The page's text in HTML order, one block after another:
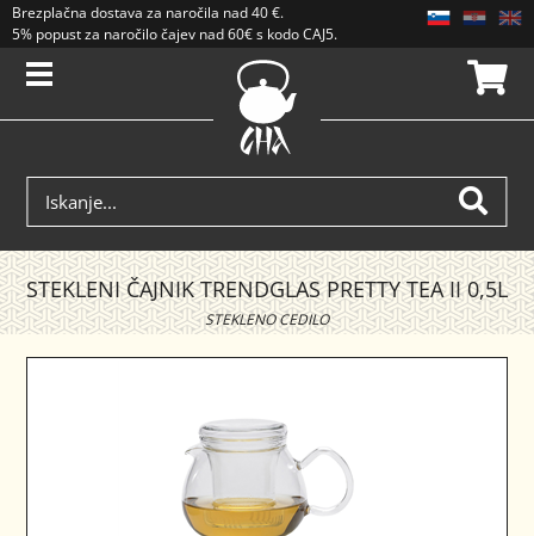
Brezplačna dostava za naročila nad40 €.
5% popust za naročilo čajev nad 60€ s kodo CAJ5. Popusti se ne seštevajo.
STEKLENI ČAJNIK TRENDGLAS PRETTY TEA II 0,5L
STEKLENO CEDILO